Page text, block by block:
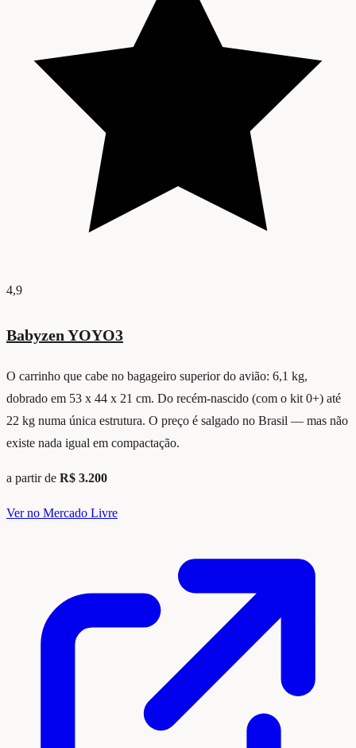
4,9
Babyzen YOYO3
O carrinho que cabe no bagageiro superior do avião: 6,1 kg,
dobrado em 53 x 44 x 21 cm. Do recém-nascido (com o kit 0+) até
22 kg numa única estrutura. O preço é salgado no Brasil — mas não
existe nada igual em compactação.
a partir de R$ 3.200
Ver no Mercado Livre